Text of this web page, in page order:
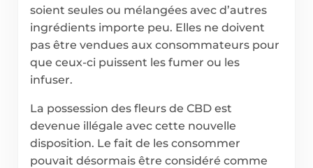
soient seules ou mélangées avec d’autres
ingrédients importe peu. Elles ne doivent
pas être vendues aux consommateurs pour
que ceux-ci puissent les fumer ou les
infuser.
La possession des fleurs de CBD est
devenue illégale avec cette nouvelle
disposition. Le fait de les consommer
pouvait désormais être considéré comme